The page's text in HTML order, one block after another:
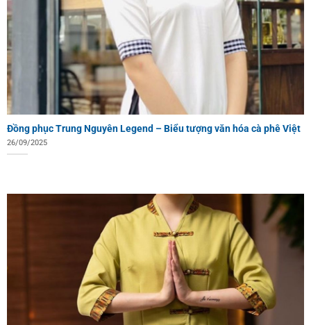
Đồng phục Trung Nguyên Legend – Biểu tượng văn hóa cà phê Việt
26/09/2025